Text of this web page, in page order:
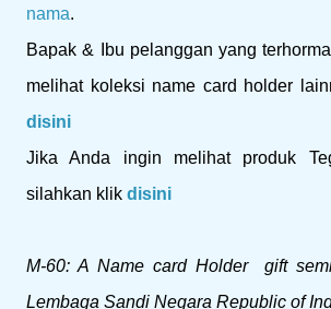
nama.
Bapak & Ibu pelanggan yang
melihat koleksi name card holder
disini
Jika Anda ingin melihat produk
silahkan klik disini
M-60: A Name card Holder gift
Lembaga Sandi Negara Republic of